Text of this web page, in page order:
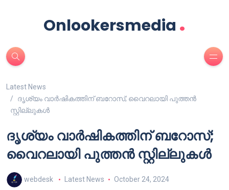
Onlookersmedia .
Latest News
ദൃശ്യം വാർഷികത്തിന് ബറോസ്; വൈറലായി പുത്തൻ
സ്റ്റില്ലുകൾ
ദൃശ്യം വാർഷികത്തിന് ബറോസ്;
വൈറലായി പുത്തൻ സ്റ്റില്ലുകൾ
webdesk Latest News October 24, 2024